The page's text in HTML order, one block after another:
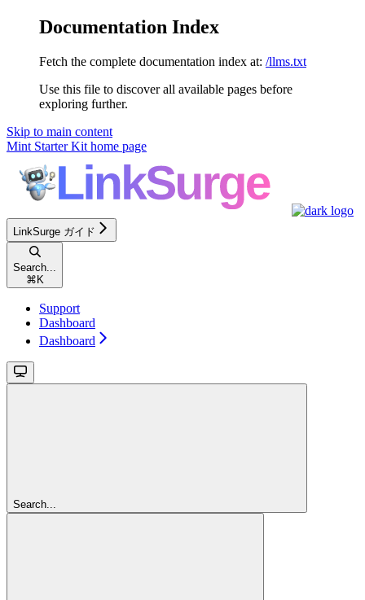
Documentation Index
Fetch the complete documentation index at: /llms.txt
Use this file to discover all available pages before
exploring further.
Skip to main content
Mint Starter Kit home page
LinkSurge ガイド
Search...
⌘ K
Support
Dashboard
Dashboard
Search...